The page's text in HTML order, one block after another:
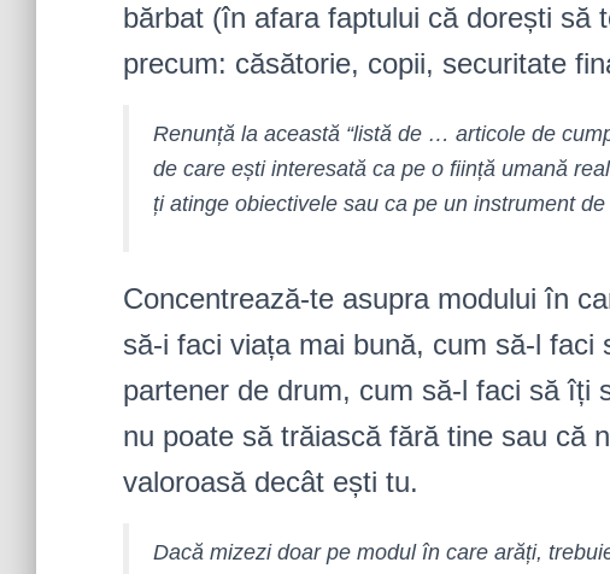
bărbat (în afara faptului că dorești să
precum: căsătorie, copii, securitate
Renunță la această “listă de … articole de
de care ești interesată ca pe o ființă umană
ți atinge obiectivele sau ca pe un instrument
Concentrează-te asupra modului în
să-i faci viața mai bună, cum să-l faci
partener de drum, cum să-l faci să îți
nu poate să trăiască fără tine sau că
valoroasă decât ești tu.
Dacă mizezi doar pe modul în care arăți,